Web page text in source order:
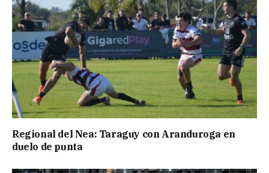
Regional del Nea: Taraguy con Aranduroga en
duelo de punta